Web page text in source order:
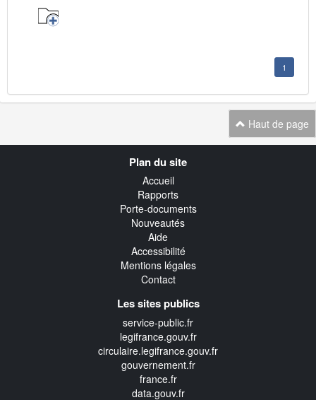
1
Haut de page
Plan du site
Accueil
Rapports
Porte-documents
Nouveautés
Aide
Accessibilité
Mentions légales
Contact
Les sites publics
service-public.fr
legifrance.gouv.fr
circulaire.legifrance.gouv.fr
gouvernement.fr
france.fr
data.gouv.fr